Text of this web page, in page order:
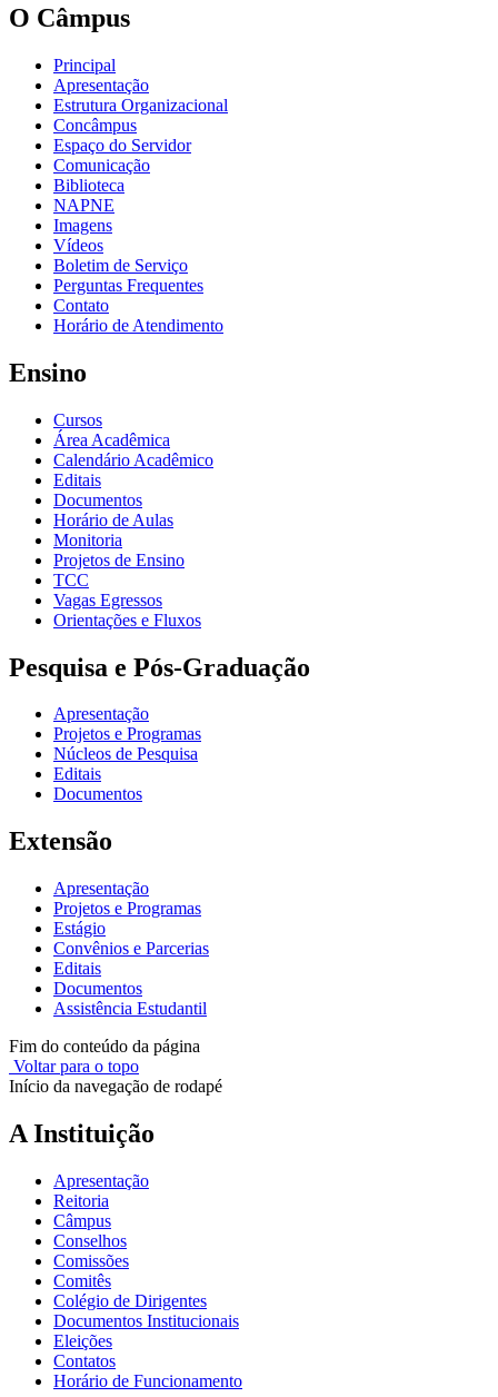
O Câmpus
Principal
Apresentação
Estrutura Organizacional
Concâmpus
Espaço do Servidor
Comunicação
Biblioteca
NAPNE
Imagens
Vídeos
Boletim de Serviço
Perguntas Frequentes
Contato
Horário de Atendimento
Ensino
Cursos
Área Acadêmica
Calendário Acadêmico
Editais
Documentos
Horário de Aulas
Monitoria
Projetos de Ensino
TCC
Vagas Egressos
Orientações e Fluxos
Pesquisa e Pós-Graduação
Apresentação
Projetos e Programas
Núcleos de Pesquisa
Editais
Documentos
Extensão
Apresentação
Projetos e Programas
Estágio
Convênios e Parcerias
Editais
Documentos
Assistência Estudantil
Fim do conteúdo da página
Voltar para o topo
Início da navegação de rodapé
A Instituição
Apresentação
Reitoria
Câmpus
Conselhos
Comissões
Comitês
Colégio de Dirigentes
Documentos Institucionais
Eleições
Contatos
Horário de Funcionamento